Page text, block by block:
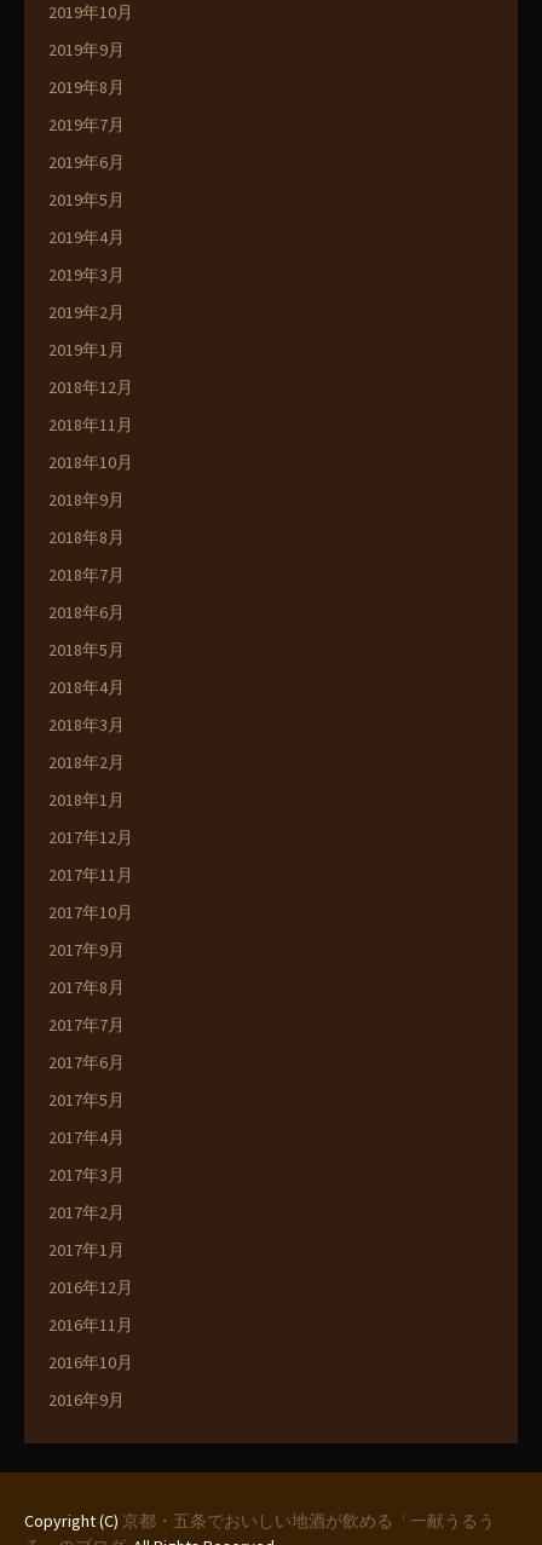
2019年10月
2019年9月
2019年8月
2019年7月
2019年6月
2019年5月
2019年4月
2019年3月
2019年2月
2019年1月
2018年12月
2018年11月
2018年10月
2018年9月
2018年8月
2018年7月
2018年6月
2018年5月
2018年4月
2018年3月
2018年2月
2018年1月
2017年12月
2017年11月
2017年10月
2017年9月
2017年8月
2017年7月
2017年6月
2017年5月
2017年4月
2017年3月
2017年2月
2017年1月
2016年12月
2016年11月
2016年10月
2016年9月
Copyright (C) 京都・五条でおいしい地酒が飲める「一献うるう